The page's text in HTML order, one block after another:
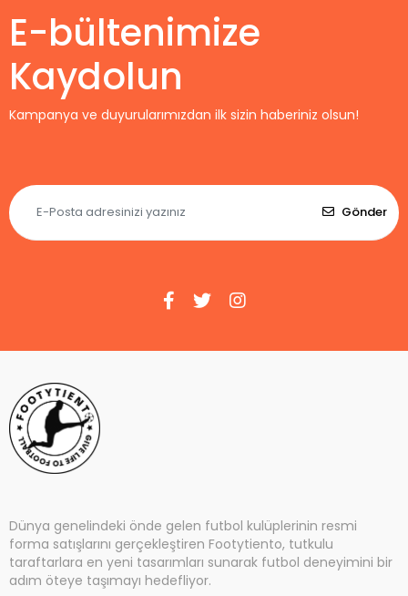
E-bültenimize
Kaydolun
Kampanya ve duyurularımızdan ilk sizin haberiniz olsun!
Gönder
Dünya genelindeki önde gelen futbol kulüplerinin resmi
forma satışlarını gerçekleştiren Footytiento, tutkulu
taraftarlara en yeni tasarımları sunarak futbol deneyimini bir
adım öteye taşımayı hedefliyor.